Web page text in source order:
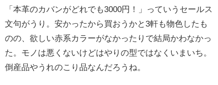
「本革のカバンがどれでも3000円！」っていうセールス
文句がうり。安かったから買おうかと3軒も物色したも
のの、欲しい赤系カラーがなかったりで結局かわなかっ
た。モノは悪くないけどはやりの型ではなくいまいち。
倒産品やうれのこり品なんだろうね。